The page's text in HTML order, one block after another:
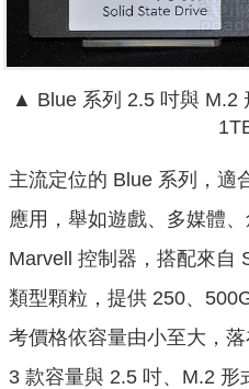
▲ Blue 系列 2.5 吋與 M.2
主流定位的 Blue 系列，適
應用，舉如遊戲、多媒體
Marvell 控制器，搭配來自
類型顆粒，提供 250、
考價格依容量由小至大，
3 款容量與 2.5 吋、M.2